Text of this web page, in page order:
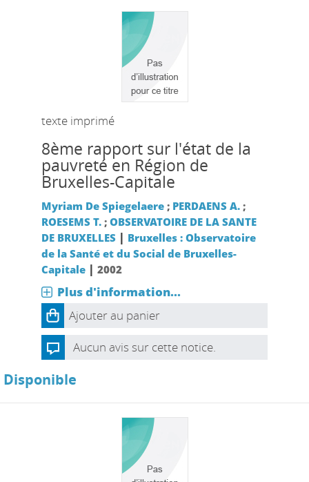
texte imprimé
8ème rapport sur l'état de la
pauvreté en Région de
Bruxelles-Capitale
Myriam De Spiegelaere; PERDAENS A.;
ROESEMS T.; OBSERVATOIRE DE LA SANTE
DE BRUXELLES | Bruxelles : Observatoire
de la Santé et du Social de Bruxelles-
Capitale| 2002
Plus d'information...
Ajouter au panier
Aucun avis sur cette notice.
Disponible